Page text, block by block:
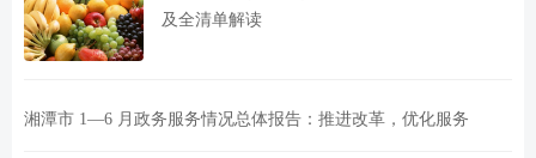
及全清单解读
湘潭市 1—6 月政务服务情况总体报告：推进改革，优化服务